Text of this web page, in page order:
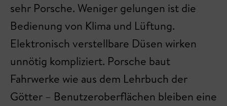
sehr Porsche. Weniger gelungen ist die
Bedienung von Klima und Lüftung.
Elektronisch verstellbare Düsen wirken
unnötig kompliziert. Porsche baut
Fahrwerke wie aus dem Lehrbuch der
Götter – Benutzeroberflächen bleiben eine